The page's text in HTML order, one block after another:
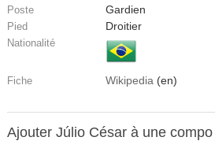
Poste Gardien
Pied Droitier
Nationalité
Fiche Wikipedia (en)
Ajouter Júlio César à une compo